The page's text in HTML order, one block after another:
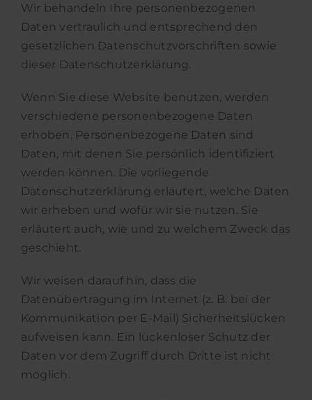
Wir behandeln Ihre personenbezogenen
Daten vertraulich und entsprechend den
gesetzlichen Datenschutzvorschriften sowie
dieser Datenschutzerklärung.
Wenn Sie diese Website benutzen, werden
verschiedene personenbezogene Daten
erhoben. Personenbezogene Daten sind
Daten, mit denen Sie persönlich identifiziert
werden können. Die vorliegende
Datenschutzerklärung erläutert, welche Daten
wir erheben und wofür wir sie nutzen. Sie
erläutert auch, wie und zu welchem Zweck das
geschieht.
Wir weisen darauf hin, dass die
Datenübertragung im Internet (z. B. bei der
Kommunikation per E-Mail) Sicherheitslücken
aufweisen kann. Ein lückenloser Schutz der
Daten vor dem Zugriff durch Dritte ist nicht
möglich.